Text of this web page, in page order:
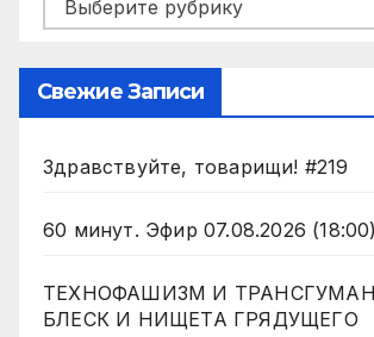
Свежие Записи
Здравствуйте, товарищи! #219
60 минут. Эфир 07.08.2026 (18:00)
ТЕХНОФАШИЗМ И
БЛЕСК И НИЩЕТА ГРЯДУЩЕГО